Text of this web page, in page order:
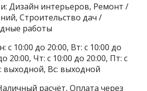
Дизайн интерьеров, Ремонт /
Строительство дач /
работы
с 10:00 до 20:00, Вт: с 10:00 до
20:00, Чт: с 10:00 до 20:00, Пт: с
выходной, Вс: выходной
расчёт, Оплата через